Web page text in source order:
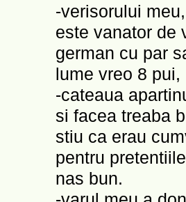
-verisorului
este vanator de
german cu par
lume vreo 8
-cateaua
si facea treaba
stiu ca erau
pentru
nas bun.